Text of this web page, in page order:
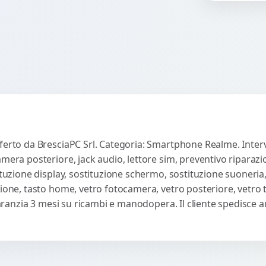
da BresciaPC Srl. Categoria: Smartphone Realme.
posteriore, jack audio, lettore sim, preventivo
display, sostituzione schermo, sostituzione
tasto home, vetro fotocamera, vetro posteriore,
3 mesi su ricambi e manodopera. Il cliente spedisce